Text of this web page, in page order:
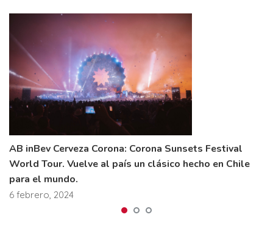
AB inBev Cerveza Corona: Corona Sunsets Festival
World Tour. Vuelve al país un clásico hecho en Chile
para el mundo.
6 febrero, 2024